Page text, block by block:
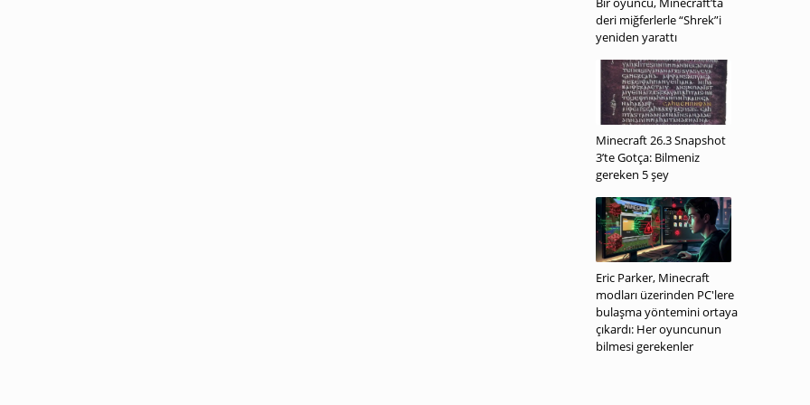
deri miğferlerle “Shrek”i
yeniden yarattı
Minecraft 26.3 Snapshot
3’te Gotça: Bilmeniz
gereken 5 şey
Eric Parker, Minecraft
modları üzerinden PC'lere
bulaşma yöntemini ortaya
çıkardı: Her oyuncunun
bilmesi gerekenler